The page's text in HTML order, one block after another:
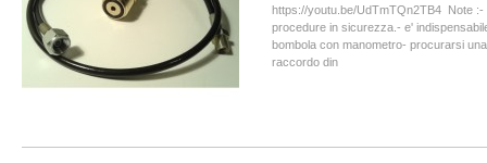
https://youtu.be/UdTmTQn2TB4 Note :-
procedure in sicurezza.- e'
bombola con manometro- procurarsi
raccordo din